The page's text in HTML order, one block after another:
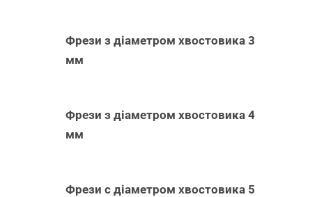
Фрези з діаметром хвостовика 3
мм
Фрези з діаметром хвостовика 4
мм
Фрези с діаметром хвостовика 5